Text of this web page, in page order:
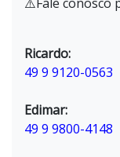
Ricardo:
49 9 9120-0563
Edimar:
49 9 9800-4148